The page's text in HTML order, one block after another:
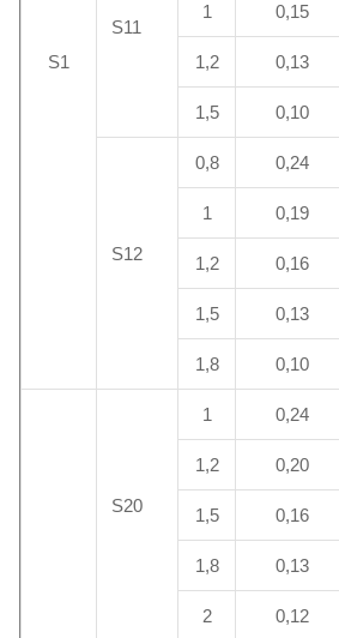
S1
S11
1 0,15
1,2 0,13
1,5 0,10
S12
0,8 0,24
1 0,19
1,2 0,16
1,5 0,13
1,8 0,10
S20
1 0,24
1,2 0,20
1,5 0,16
1,8 0,13
2 0,12